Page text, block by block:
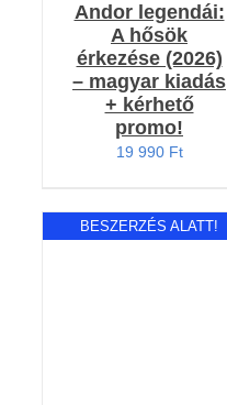
Andor legendái:
A hősök
érkezése (2026)
– magyar kiadás
+ kérhető
promo!
19 990 Ft
BESZERZÉS ALATT!